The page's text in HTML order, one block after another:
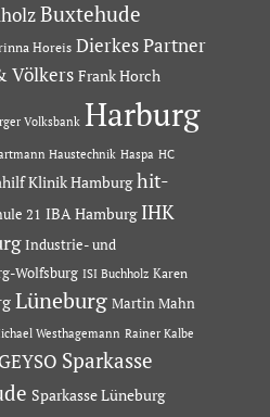
Buxtehude
Horeis Dierkes Partner
Völkers Frank Horch
Volksbank Harburg
Haustechnik Haspa HC
Klinik Hamburg hit-
21 IBA Hamburg IHK
Industrie- und
Wolfsburg ISI Buchholz Karen
Lüneburg Martin Mahn
Westhagemann Rainer Kalbe
Sparkasse
Sparkasse Lüneburg